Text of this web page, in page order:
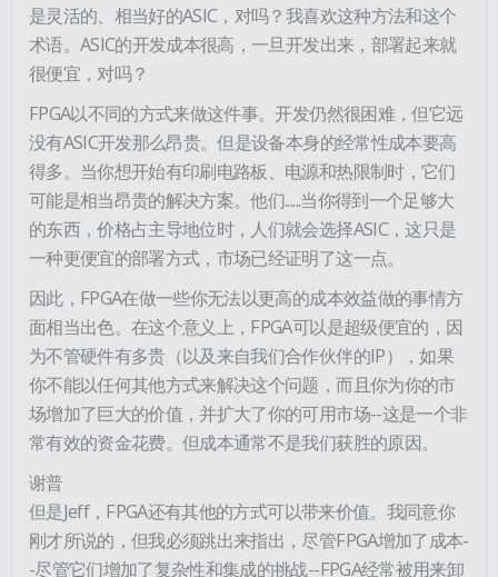
是灵活的、相当好的ASIC，对吗？我喜欢这种方法和这个
术语。ASIC的开发成本很高，一旦开发出来，部署起来就
很便宜，对吗？
FPGA以不同的方式来做这件事。开发仍然很困难，但它远
没有ASIC开发那么昂贵。但是设备本身的经常性成本要高
得多。当你想开始有印刷电路板、电源和热限制时，它们
可能是相当昂贵的解决方案。他们......当你得到一个足够大
的东西，价格占主导地位时，人们就会选择ASIC，这只是
一种更便宜的部署方式，市场已经证明了这一点。
因此，FPGA在做一些你无法以更高的成本效益做的事情方
面相当出色。在这个意义上，FPGA可以是超级便宜的，因
为不管硬件有多贵（以及来自我们合作伙伴的IP），如果
你不能以任何其他方式来解决这个问题，而且你为你的市
场增加了巨大的价值，并扩大了你的可用市场--这是一个非
常有效的资金花费。但成本通常不是我们获胜的原因。
谢普
但是Jeff，FPGA还有其他的方式可以带来价值。我同意你
刚才所说的，但我必须跳出来指出，尽管FPGA增加了成本-
-尽管它们增加了复杂性和集成的挑战--FPGA经常被用来卸